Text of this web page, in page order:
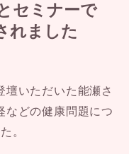
セミナーで
れました
いただいた能瀬さ
などの健康問題につ
。